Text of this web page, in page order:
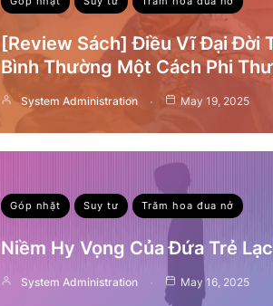
[Review Sách] Điều Vĩ Đại Đời
Bình Thường Một Cách Phi
System Administration May 19, 2025
Góp nhặt Suy tư Trăm hoa đua nở
Niềm Hy Vọng Của Đứa Trẻ
System Administration May 16, 2025